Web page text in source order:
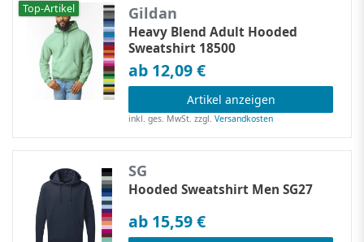
Top-Artikel Gildan
Heavy Blend Adult Hooded
Sweatshirt 18500
ab 12,09 €
Artikel anzeigen
inkl. ges. MwSt. zzgl.Versandkosten
SG
Hooded Sweatshirt Men SG27
ab 15,59 €